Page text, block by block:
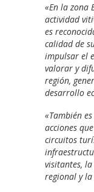
«En la zona
actividad
es
calidad de
impulsar el
valorar y
región,
desarrollo
«También
acciones
circuitos
visitantes,
regional y